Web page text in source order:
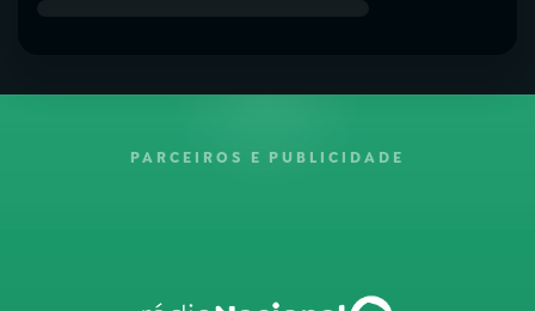
PARCEIROS E PUBLICIDADE